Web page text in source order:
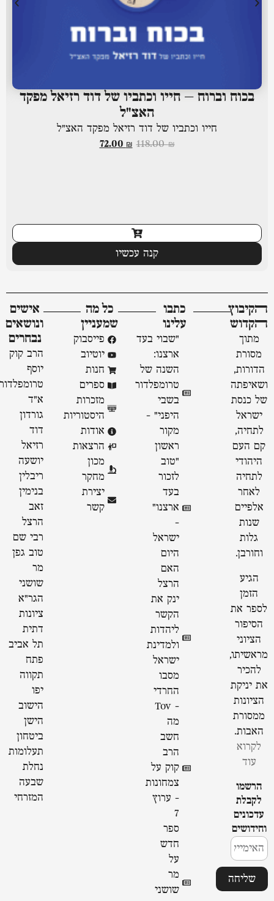
בכוח וברוח – חייו וכתביו של דוד רזיאל מפקד
האצ"ל
חייו וכתביו של דוד רזיאל מפקד האצ"ל
118.00₪
72.00 ₪
קנה עכשיו
ﬣקיבוץ
ﬣקדוש
מתוך
מסורת
הדורות,
ושאיפתה
של כנסת
ישראל
לתחיה,
קם העם
היהודי
לתחיה
לאחר
אלפיים
שנות
גלות
וחורבן.
הגיע
הזמן
לספר את
הסיפור
הציוני
מראשיתו,
להכיר
את יניקת
הציונות
ממסורת
האבות.
לקרוא
עוד
הרשמו
לקבלת
עדכונים
וחידושים
שליחה
כתבו
עלינו
"שבוי בעד
ארצנו:
השנה של
טרומפלדור
בשבי
היפני" -
מקור
ראשון
״טוב
לזכור
בעד
ארצנו״
-
ישראל
היום
האם
הרצל
ינק את
הקשר
ליהדות
ולמדינת
ישראל
מסבו
החרדי
- Tov
מה
חשב
הרב
קוק על
צמחונות
- ערוץ
7
ספר
חדש
על
מר
שושני
כל מה
שמעניין
פייסבוק
יוטיוב
חנות
ספרים
מזכרות
היסטוריות
אודות
הרצאות
מכון
מחקר
יצירת
קשר
אישים
ונושאים
נבחרים
הרב קוק
יוסף
טרומפלדור
א״ד
גורדון
דוד
רזיאל
יושעה
ריבלין
בנימין
זאב
הרצל
רבי שם
טוב גפן
מר
שושני
הגר"א
ציונות
דתית
תל אביב
פתח
תקווה
יפו
הישוב
הישן
ביטחון
תעלומות
נחלת
שבעה
המזרחי